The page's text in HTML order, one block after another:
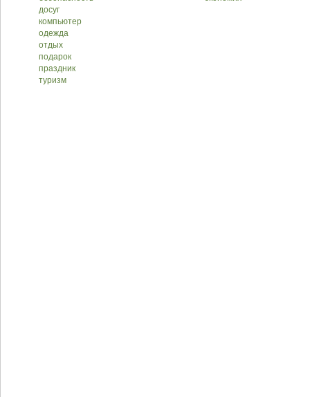
досуг
компьютер
одежда
отдых
подарок
праздник
туризм